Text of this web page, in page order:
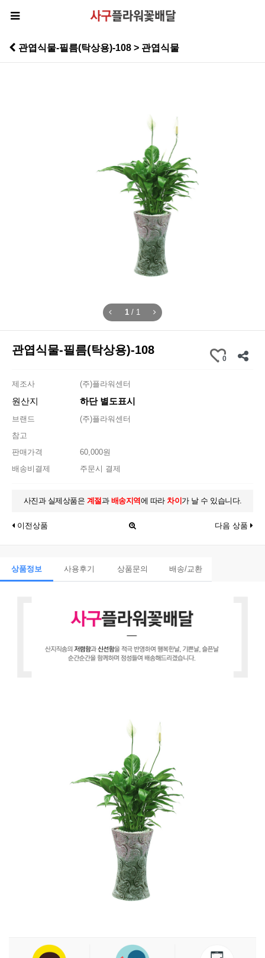
관엽식물-필름(탁상용)-108 > 관엽식물
1 / 1
관엽식물-필름(탁상용)-108
0
제조사 (주)플라워센터
원산지 하단 별도표시
브랜드
(주)플라워센터
참고
판매가격
60,000원
배송비결제
주문시 결제
사진과 실제상품은 계절과 배송지역에 따라 차이 가 날 수 있습니다.
이전상품 다음 상품
상품정보 사용후기 상품문의 배송/교환